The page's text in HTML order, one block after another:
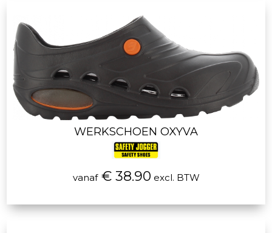
WERKSCHOEN OXYVA
vanaf€ 38.90 excl. BTW